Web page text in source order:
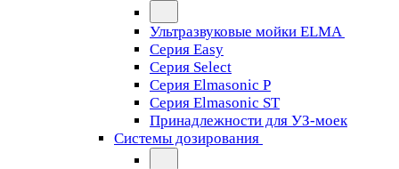
Ультразвуковые мойки ELMA
Серия Easy
Серия Select
Серия Elmasonic P
Серия Elmasonic ST
Принадлежности для УЗ-моек
Системы дозирования